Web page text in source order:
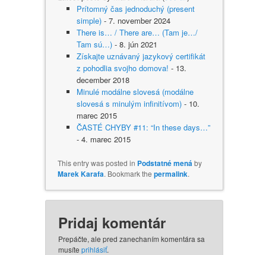
Prítomný čas jednoduchý (present
simple) - 7. november 2024
There is… / There are… (Tam je…/
Tam sú…) - 8. jún 2021
Získajte uznávaný jazykový certifikát
z pohodlia svojho domova! - 13.
december 2018
Minulé modálne slovesá (modálne
slovesá s minulým infinitívom) - 10.
marec 2015
ČASTÉ CHYBY #11: “In these days…”
- 4. marec 2015
This entry was posted in Podstatné menáby
Marek Karafa. Bookmark the permalink.
Pridaj komentár
Prepáčte, ale pred zanechaním komentára sa
musíte prihlásiť.